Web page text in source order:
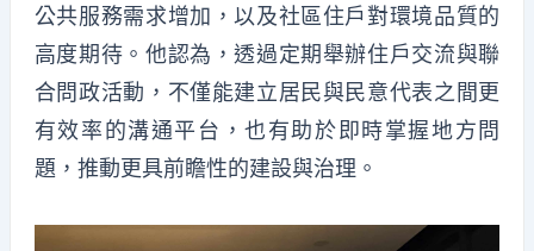
公共服務需求增加，以及社區住戶對環境品質的
高度期待。他認為，透過定期舉辦住戶交流與聯
合問政活動，不僅能建立居民與民意代表之間更
有效率的溝通平台，也有助於即時掌握地方問
題，推動更具前瞻性的建設與治理。